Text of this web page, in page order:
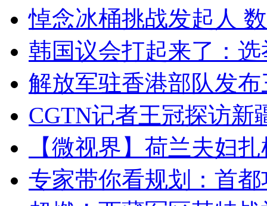
悼念冰桶挑战发起人
韩国议会打起来了：
解放军驻香港部队发
CGTN记者王冠探访新
【微视界】荷兰夫妇
专家带你看规划：首